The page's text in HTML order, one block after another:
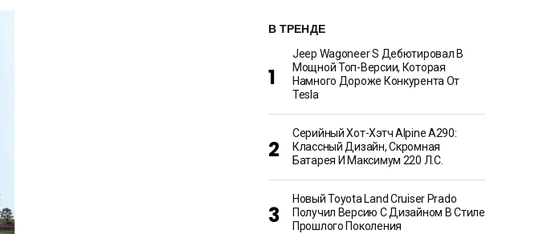
В ТРЕНДЕ
Jeep Wagoneer S Дебютировал В
Мощной Топ-Версии, Которая
Намного Дороже Конкурента От
Tesla
Серийный Хот-Хэтч Alpine A290:
Классный Дизайн, Скромная
Батарея И Максимум 220 Л.с.
Новый Toyota Land Cruiser Prado
Получил Версию С Дизайном В Стиле
Прошлого Поколения